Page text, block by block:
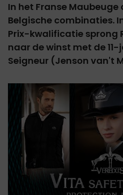
In het Franse
Belgische combinaties.
Prix-kwalificatie sprong
naar de winst met de
Seigneur (Jenson van't